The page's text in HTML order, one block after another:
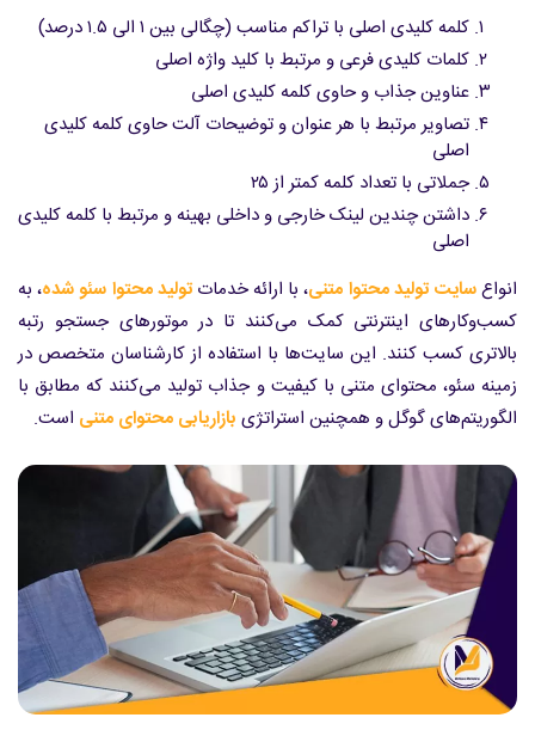
کلمه کلیدی اصلی با تراکم مناسب (چگالی بین ۱ الی ۱.۵ درصد)
کلمات کلیدی فرعی و مرتبط با کلید واژه اصلی
عناوین جذاب و حاوی کلمه کلیدی اصلی
تصاویر مرتبط با هر عنوان و توضیحات آلت حاوی کلمه کلیدی
اصلی
جملاتی با تعداد کلمه کمتر از ۲۵
داشتن چندین لینک خارجی و داخلی بهینه و مرتبط با کلمه کلیدی
اصلی
انواعسایت تولید محتوا متنی، با ارائه خدماتتولید محتوا سئو شده، به
کسب‌وکارهای اینترنتی کمک می‌کنند تا در موتورهای جستجو رتبه
بالاتری کسب کنند. این سایت‌ها با استفاده از کارشناسان متخصص در
زمینه سئو، محتوای متنی با کیفیت و جذاب تولید می‌کنند که مطابق با
الگوریتم‌های گوگل و همچنین استراتژی بازاریابی محتوای متنی است.